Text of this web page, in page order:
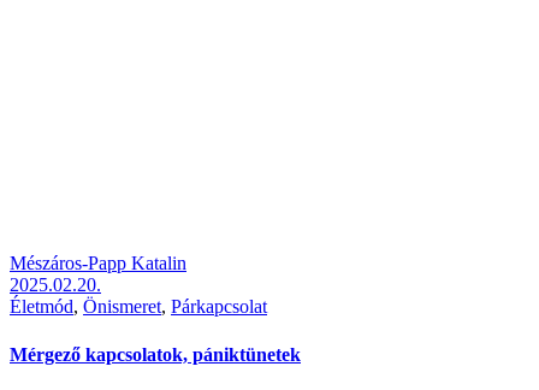
Mészáros-Papp Katalin
2025.02.20.
Életmód, Önismeret, Párkapcsolat
Mérgező kapcsolatok, pániktünetek